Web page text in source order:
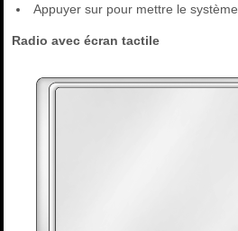
Appuyer sur pour mettre le
Radio avec écran tactile